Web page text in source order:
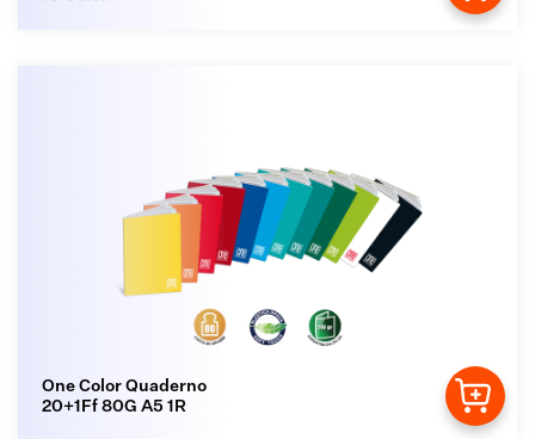
One Color Quaderno
20+1Ff 80G A5 1R